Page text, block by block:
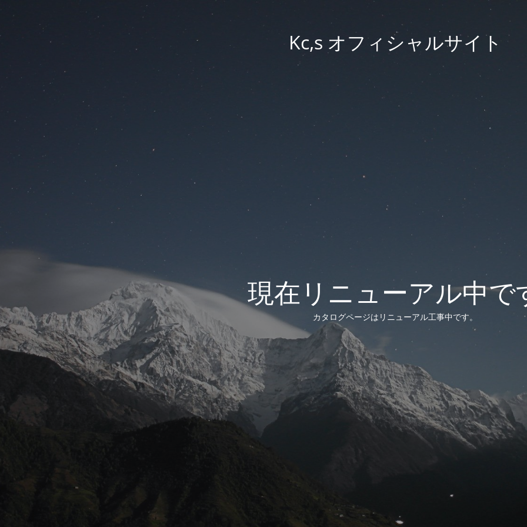
Kc,s オフィシャルサイト
現在リニューアル中で
カタログページはリニューアル工事中です。